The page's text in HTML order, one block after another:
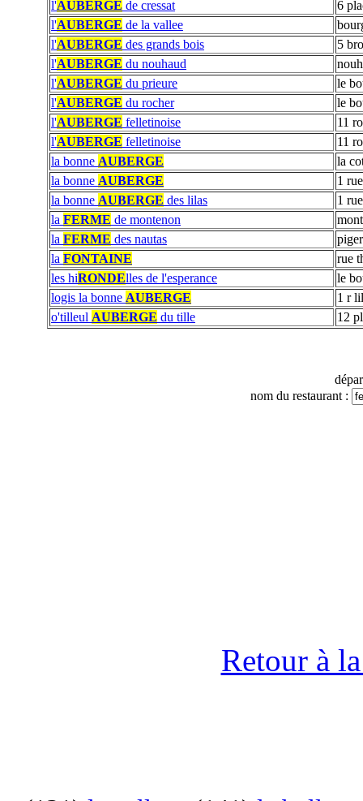
l'AUBERGE de cressat
6
l'AUBERGE de la vallee
l'AUBERGE des grands bois
5
l'AUBERGE du nouhaud
l'AUBERGE du prieure
le
l'AUBERGE du rocher
le
l'AUBERGE felletinoise
11
l'AUBERGE felletinoise
11
la bonne AUBERGE
la
la bonne AUBERGE
1
la bonne AUBERGE des lilas
1
la FERME de montenon
la FERME des nautas
la FONTAINE
rue
les hiRONDElles de l'esperance
le
logis la bonne AUBERGE
1 r
o'tilleul AUBERGE du tille 12
nom du restaurant :
Retour à